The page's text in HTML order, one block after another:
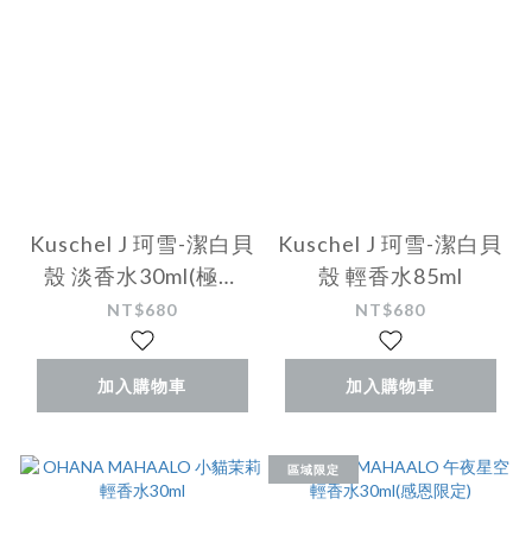
Kuschel J 珂雪-潔白貝
殼 淡香水30ml(極光
版)
NT$680
加入購物車
Kuschel J 珂雪-潔白貝
殼 輕香水85ml
NT$680
加入購物車
區域限定